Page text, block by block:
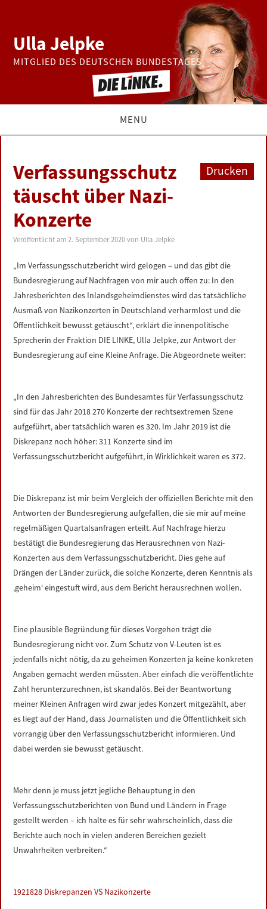
Ulla Jelpke
MITGLIED DES DEUTSCHEN BUNDESTAGES
MENU
BUNDESTAG
PRESSE
ZUR PERSON
LINKS
DATENSCHUTZERKLÄRUNG
IMPRESSUM
Drucken
Verfassungsschutz
täuscht über Nazi-
Konzerte
Veröffentlicht am2. September 2020 von Ulla Jelpke
„Im Verfassungsschutzbericht wird gelogen – und das gibt die
Bundesregierung auf Nachfragen von mir auch offen zu: In den
Jahresberichten des Inlandsgeheimdienstes wird das tatsächliche
Ausmaß von Nazikonzerten in Deutschland verharmlost und die
Öffentlichkeit bewusst getäuscht“, erklärt die innenpolitische
Sprecherin der Fraktion DIE LINKE, Ulla Jelpke, zur Antwort der
Bundesregierung auf eine Kleine Anfrage. Die Abgeordnete weiter:
„In den Jahresberichten des Bundesamtes für Verfassungsschutz
sind für das Jahr 2018 270 Konzerte der rechtsextremen Szene
aufgeführt, aber tatsächlich waren es 320. Im Jahr 2019 ist die
Diskrepanz noch höher: 311 Konzerte sind im
Verfassungsschutzbericht aufgeführt, in Wirklichkeit waren es 372.
Die Diskrepanz ist mir beim Vergleich der offiziellen Berichte mit den
Antworten der Bundesregierung aufgefallen, die sie mir auf meine
regelmäßigen Quartalsanfragen erteilt. Auf Nachfrage hierzu
bestätigt die Bundesregierung das Herausrechnen von Nazi-
Konzerten aus dem Verfassungsschutzbericht. Dies gehe auf
Drängen der Länder zurück, die solche Konzerte, deren Kenntnis als
‚geheim‘ eingestuft wird, aus dem Bericht herausrechnen wollen.
Eine plausible Begründung für dieses Vorgehen trägt die
Bundesregierung nicht vor. Zum Schutz von V-Leuten ist es
jedenfalls nicht nötig, da zu geheimen Konzerten ja keine konkreten
Angaben gemacht werden müssten. Aber einfach die veröffentlichte
Zahl herunterzurechnen, ist skandalös. Bei der Beantwortung
meiner Kleinen Anfragen wird zwar jedes Konzert mitgezählt, aber
es liegt auf der Hand, dass Journalisten und die Öffentlichkeit sich
vorrangig über den Verfassungsschutzbericht informieren. Und
dabei werden sie bewusst getäuscht.
Mehr denn je muss jetzt jegliche Behauptung in den
Verfassungsschutzberichten von Bund und Ländern in Frage
gestellt werden – ich halte es für sehr wahrscheinlich, dass die
Berichte auch noch in vielen anderen Bereichen gezielt
Unwahrheiten verbreiten.“
1921828 Diskrepanzen VS Nazikonzerte